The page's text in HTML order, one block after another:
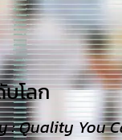
โลก​
: Quality You